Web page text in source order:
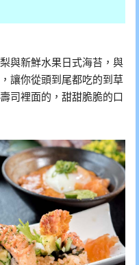
與新鮮水果日式海苔，與
讓你從頭到尾都吃的到草
司裡面的，甜甜脆脆的口